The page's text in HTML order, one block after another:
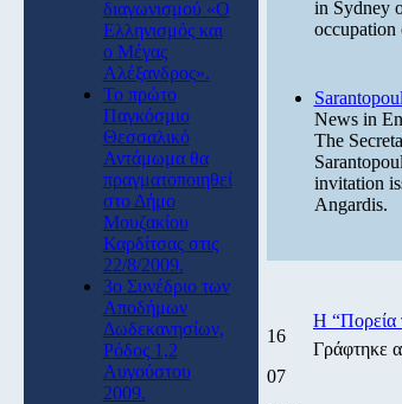
διαγωνισμού «Ο
Ελληνισμός και
ο Μέγας
Αλέξανδρος».
Το πρώτο
Παγκόσμιο
Θεσσαλικό
Αντάμωμα θα
πραγματοποιηθεί
στο Δήμο
Μουζακίου
Καρδίτσας στις
22/8/2009.
3ο Συνέδριο των
Αποδήμων
Δωδεκανησίων,
Ρόδος 1,2
Αυγούστου
2009.
in Sydney
occupation
News in
The
invitation
Angardis.
16
07
Η “Πορεία
Γράφτηκε